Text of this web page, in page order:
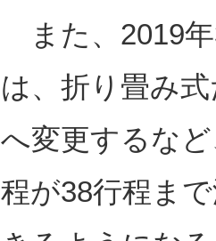
また、2019
は、折り畳み
へ変更するな
程が38行程ま